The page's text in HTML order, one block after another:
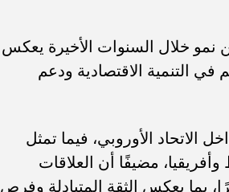
نمو خلال السنوات الأخيرة يعكس
في التنمية الاقتصادية ودعم
الاتحاد الأوروبي، فيما تمثل
مضيفًا أن العلاقات
بما يعكس الثقة المتبادلة وفرص